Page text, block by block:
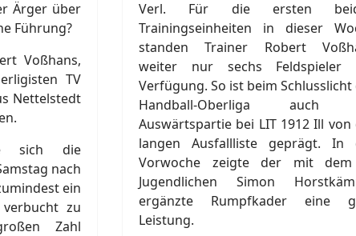
Ärger über
Führung?
Voßhans,
TV
Nettelstedt
sich die
nach
ein
verbucht zu
Zahl
Verl. Für die ersten
Trainingseinheiten in dieser
standen Trainer Robert
weiter nur sechs Feldspieler
Verfügung. So ist beim Schlusslicht
Handball-Oberliga auch
Auswärtspartie bei LIT 1912 Ill von
langen Ausfallliste geprägt. In
Vorwoche zeigte der mit
Jugendlichen Simon
ergänzte Rumpfkader eine
Leistung.